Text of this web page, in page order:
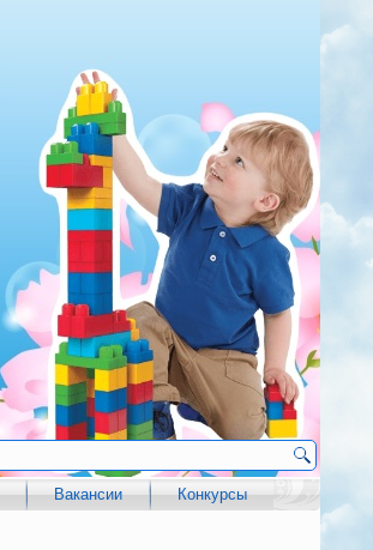
Вакансии Конкурсы